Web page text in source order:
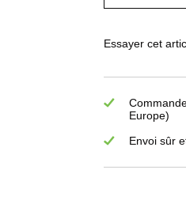
Essayer cet
Europe)
Envoi sûr